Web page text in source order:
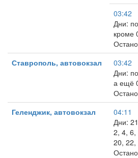
03:42
Дни:
кроме
Ставрополь, автовокзал
03:42
Дни:
а ещё
Геленджик, автовокзал
04:11
Дни:
2, 4, 6,
20,